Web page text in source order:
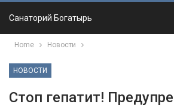
Санаторий Богатырь
Home Новости
НОВОСТИ
Стоп гепатит!